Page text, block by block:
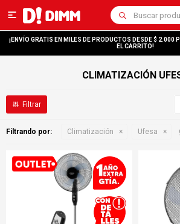

¡ENVÍO GRATIS EN MILES DE PRODUCTOS DESDE $ 2.000
EL CARRITO!
CLIMATIZACIÓN
Filtrando por: Climatización Ufesa